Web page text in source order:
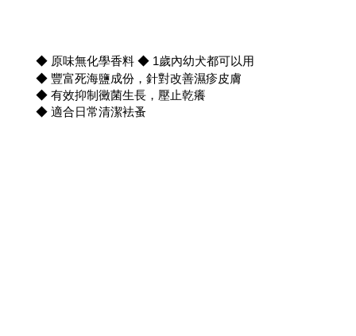
◆ 原味無化學香料 ◆ 1歲內幼犬都可以用
◆ 豐富死海鹽成份，針對改善濕疹皮膚
◆ 有效抑制黴菌生長，壓止乾癢
◆ 適合日常清潔袪蚤